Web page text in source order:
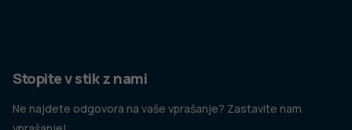
Stopite v stik z nami
Ne najdete odgovora na vaše vprašanje? Zastavite nam